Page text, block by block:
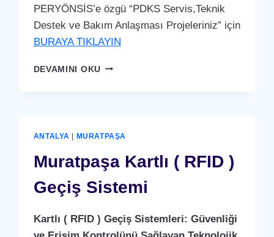
PERYÖNSİS’e özgü “PDKS Servis,Teknik
Destek ve Bakım Anlaşması Projeleriniz” için
BURAYA TIKLAYIN
DEVAMINI OKUMURATPAŞA
ANLAŞMASI
HIZMETI
ANTALYA | MURATPAŞA
Muratpaşa Kartlı ( RFID )
Geçiş Sistemi
Kartlı ( RFID ) Geçiş Sistemleri: Güvenliği